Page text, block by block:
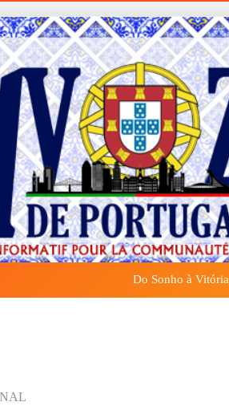
Do Sonho à Vitória